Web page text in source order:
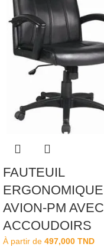
FAUTEUIL
ERGONOMIQUE
AVION-PM AVEC
ACCOUDOIRS
À partir de 497,000 TND